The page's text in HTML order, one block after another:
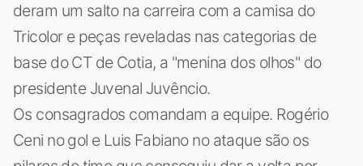
deram um salto na carreira com a camisa do
Tricolor e peças reveladas nas categorias de
base do CT de Cotia, a "menina dos olhos" do
presidente Juvenal Juvêncio.
Os consagrados comandam a equipe. Rogério
Ceni no gol e Luis Fabiano no ataque são os